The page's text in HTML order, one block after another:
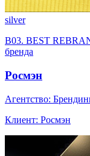
silver
B03. BEST
бренда
Росмэн
Агентство:
Клиент: Росмэн